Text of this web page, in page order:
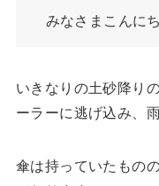
いきなりの土砂降り
ーラーに逃げ込み、
傘は持っていたもの